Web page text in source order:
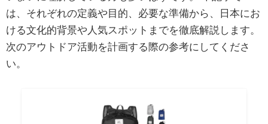
は、それぞれの定義や目的、必要な準備から、日本にお
ける文化的背景や人気スポットまでを徹底解説します。
次のアウトドア活動を計画する際の参考にしてくださ
い。